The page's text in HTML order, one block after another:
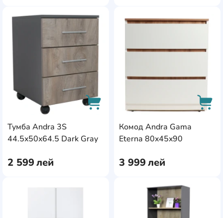
Тумба Andra 3S
44.5x50x64.5 Dark Gray
2 599лей
AddCardToFavourite
AddCardToCart
Комод Andra Gama
Eterna 80x45x90
3 999лей
AddCardToFavourite